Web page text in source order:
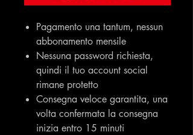
Pagamento una tantum, nessun
abbonamento mensile
Nessuna password richiesta,
quindi il tuo account social
rimane protetto
Consegna veloce garantita, una
volta confermata la consegna
inizia entro 15 minuti